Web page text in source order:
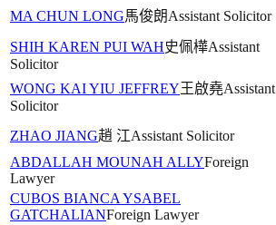
MA CHUN LONG馬俊朗Assistant Solicitor
SHIH KAREN PUI WAH史佩樺Assistant
Solicitor
WONG KAI YIU JEFFREY王啟堯Assistant
Solicitor
ZHAO JIANG趙 江Assistant Solicitor
ABDALLAH MOUNAH ALLYForeign
Lawyer
CUBOS BIANCA YSABEL
GATCHALIANForeign Lawyer